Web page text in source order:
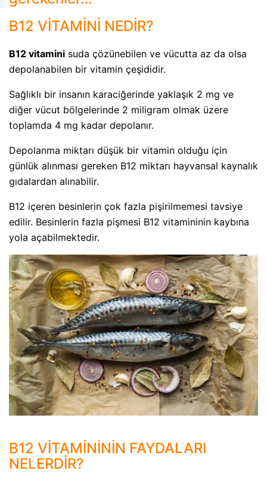
B12 VİTAMİNİ NEDİR?
B12 vitamini suda çözünebilen ve vücutta az da olsa
depolanabilen bir vitamin çeşididir.
Sağlıklı bir insanın karaciğerinde yaklaşık 2 mg ve
diğer vücut bölgelerinde 2 miligram olmak üzere
toplamda 4 mg kadar depolanır.
Depolanma miktarı düşük bir vitamin olduğu için
günlük alınması gereken B12 miktarı hayvansal kaynalık
gıdalardan alınabilir.
B12 içeren besinlerin çok fazla pişirilmemesi tavsiye
edilir. Besinlerin fazla pişmesi B12 vitamininin kaybına
yola açabilmektedir.
B12 VİTAMİNİNİN FAYDALARI
NELERDİR?